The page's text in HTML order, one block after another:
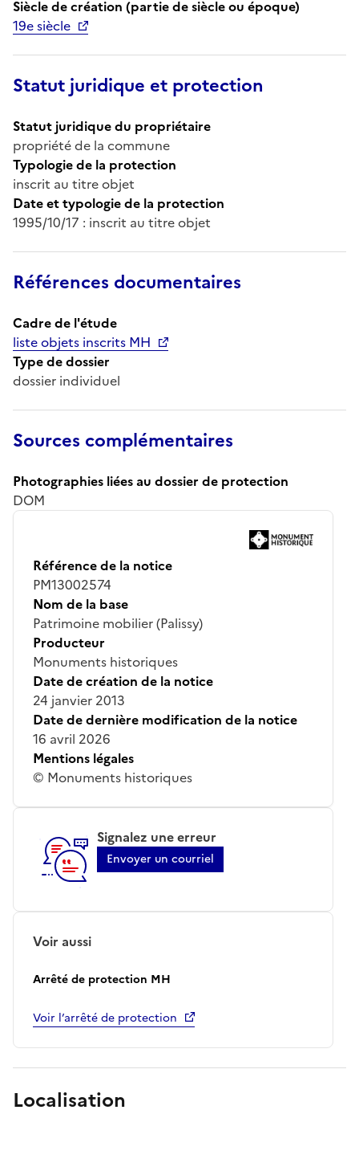
Siècle de création (partie de siècle ou époque)
19e siècle
Statut juridique et protection
Statut juridique du propriétaire
propriété de la commune
Typologie de la protection
inscrit au titre objet
Date et typologie de la protection
1995/10/17 : inscrit au titre objet
Références documentaires
Cadre de l'étude
liste objets inscrits MH
Type de dossier
dossier individuel
Sources complémentaires
Photographies liées au dossier de protection
DOM
Référence de la notice
PM13002574
Nom de la base
Patrimoine mobilier (Palissy)
Producteur
Monuments historiques
Date de création de la notice
24 janvier 2013
Date de dernière modification de la notice
16 avril 2026
Mentions légales
© Monuments historiques
Signalez une erreur
Envoyer un courriel
Voir aussi
Arrêté de protection MH
Voir l’arrêté de protection
Localisation